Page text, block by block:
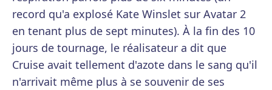
record qu'a explosé Kate Winslet sur Avatar 2
en tenant plus de sept minutes). À la fin des 10
jours de tournage, le réalisateur a dit que
Cruise avait tellement d'azote dans le sang qu'il
n'arrivait même plus à se souvenir de ses